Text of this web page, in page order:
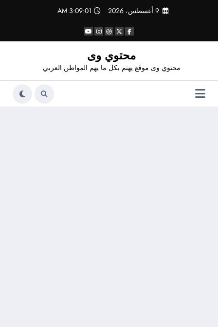
9 أغسطس، 2026 3:09:02 AM
محتوي وى
محتوي وى موقع يهتم بكل ما يهم المواطن العربي